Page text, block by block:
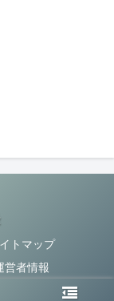
トマップ
営者情報
Rights Reserved.